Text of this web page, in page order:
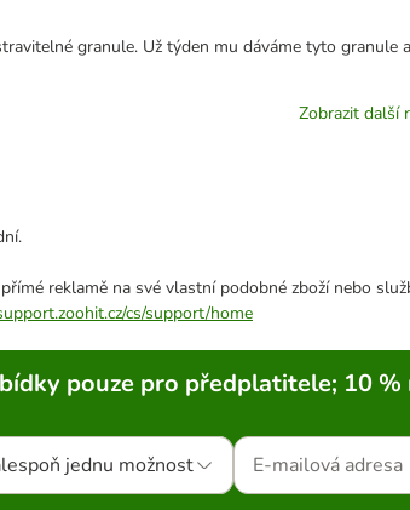
granule. Už týden mu dáváme tyto
Zobrazit další
reklamě na své vlastní podobné zboží nebo
cs/support/home
pouze pro předplatitele; 10
jednu možnost